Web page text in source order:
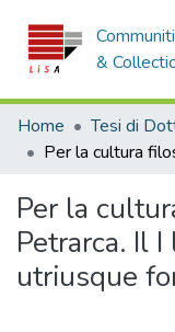
&
Home Tesi di
Per la
Petrarca. Il
utriusque